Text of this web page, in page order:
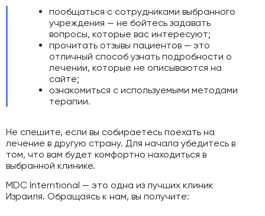
пообщаться с сотрудниками выбранного
учреждения — не бойтесь задавать
вопросы, которые вас интересуют;
прочитать отзывы пациентов — это
отличный способ узнать подробности о
лечении, которые не описываются на
сайте;
ознакомиться с используемыми методами
терапии.
Не спешите, если вы собираетесь поехать на
лечение в другую страну. Для начала убедитесь в
том, что вам будет комфортно находиться в
выбранной клинике.
MDC Interntional — это одна из лучших клиник
Израиля. Обращаясь к нам, вы получите: